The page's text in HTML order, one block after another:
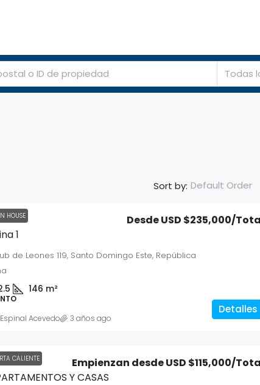
Todas
Sort by: Default Order
HOUSE
1
DesdeUSD $235,000/
de Leones 119, Santo Domingo Este, República
146 m²
Detalles
Acevedo 3 años ago
CALIENTE
Y CASAS
Empienzan desdeUSD $115,000/
/Total Desde USD $227,361